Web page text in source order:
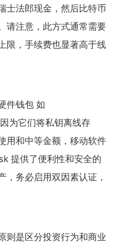
士法郎现金，然后比特币
请注意，此方式通常需要
限，手续费也显著高于线
件钱包 如
为它们将私钥离线存
用和中等金额，移动软件
提供了便利性和安全的
，务必启用双因素认证，
则是区分投资行为和商业